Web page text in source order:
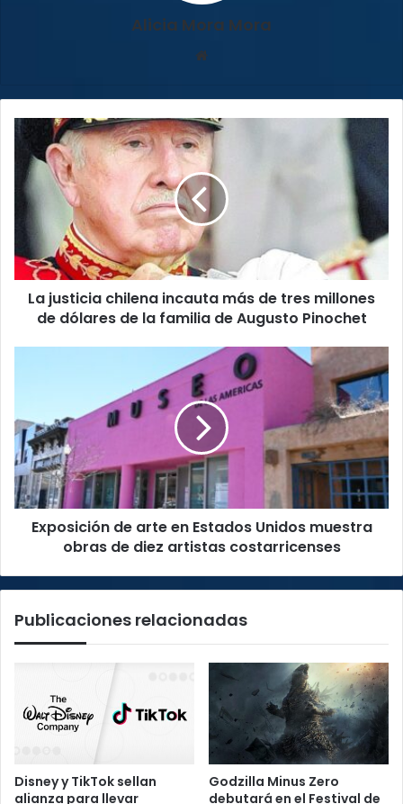
Alicia Mora Mora
La
justicia
chilena
incauta
más
millones
de
dólares
La justicia chilena incauta más de tres millones
de dólares de la familia de Augusto Pinochet
Estados
Unidos
muestra
obras
de
diezExposición de arte en Estados Unidos muestra
obras de diez artistas costarricenses
Publicaciones relacionadas
Disney y TikTok sellan
alianza para llevar
Godzilla Minus Zero
debutará en el Festival de